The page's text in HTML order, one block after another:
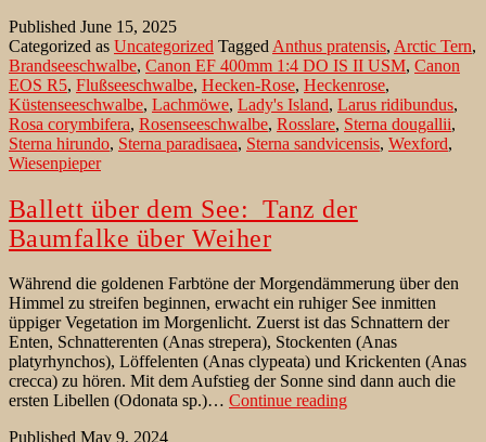
Morgentau
Published June 15, 2025
Categorized as Uncategorized Tagged Anthus pratensis, Arctic Tern,
Brandseeschwalbe, Canon EF 400mm 1:4 DO IS II USM, Canon
EOS R5, Flußseeschwalbe, Hecken-Rose, Heckenrose,
Küstenseeschwalbe, Lachmöwe, Lady's Island, Larus ridibundus,
Rosa corymbifera, Rosenseeschwalbe, Rosslare, Sterna dougallii,
Sterna hirundo, Sterna paradisaea, Sterna sandvicensis, Wexford,
Wiesenpieper
Ballett über dem See: Tanz der
Baumfalke über Weiher
Während die goldenen Farbtöne der Morgendämmerung über den
Himmel zu streifen beginnen, erwacht ein ruhiger See inmitten
üppiger Vegetation im Morgenlicht. Zuerst ist das Schnattern der
Enten, Schnatterenten (Anas strepera), Stockenten (Anas
platyrhynchos), Löffelenten (Anas clypeata) und Krickenten (Anas
crecca) zu hören. Mit dem Aufstieg der Sonne sind dann auch die
ersten Libellen (Odonata sp.)… Continue readingBallett
Published May 9, 2024